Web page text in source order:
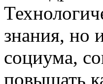
знания, но
социума,
повышать